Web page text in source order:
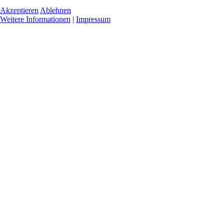
Akzeptieren Ablehnen
Weitere Informationen | Impressum